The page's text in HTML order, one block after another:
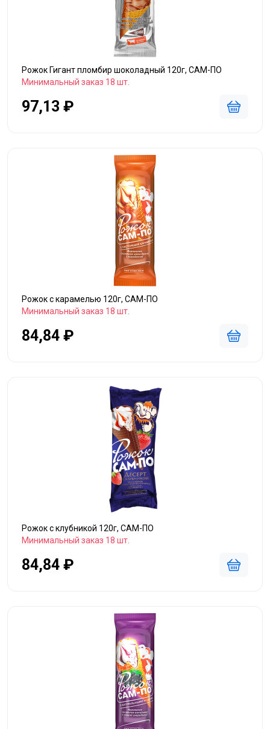
Рожок Гигант пломбир шоколадный 120г, САМ-ПО
Минимальный заказ 18 шт.
97,13 ₽
Рожок с карамелью 120г, САМ-ПО
Минимальный заказ 18 шт.
84,84 ₽
Рожок с клубникой 120г, САМ-ПО
Минимальный заказ 18 шт.
84,84 ₽